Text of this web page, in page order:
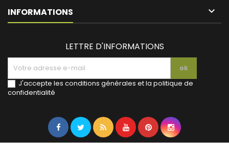
INFORMATIONS keyboard_arrow_down
LETTRE D'INFORMATIONS
J'accepte les conditions générales et la politique de
confidentialité